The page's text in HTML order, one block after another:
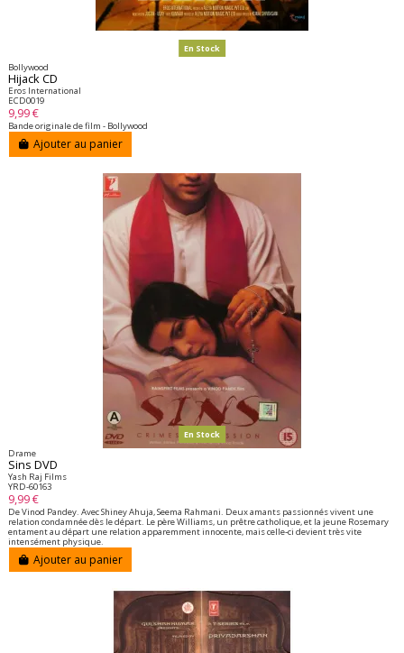
En Stock
Bollywood
Hijack CD
Eros International
ECD0019
9,99 €
Bande originale de film - Bollywood
Ajouter au panier
En Stock
Drame
Sins DVD
Yash Raj Films
YRD-60163
9,99 €
De Vinod Pandey. Avec Shiney Ahuja, Seema Rahmani. Deux amants passionnés vivent une
relation condamnée dès le départ. Le père Williams, un prêtre catholique, et la jeune Rosemary
entament au départ une relation apparemment innocente, mais celle‑ci devient très vite
intensément physique.
Ajouter au panier